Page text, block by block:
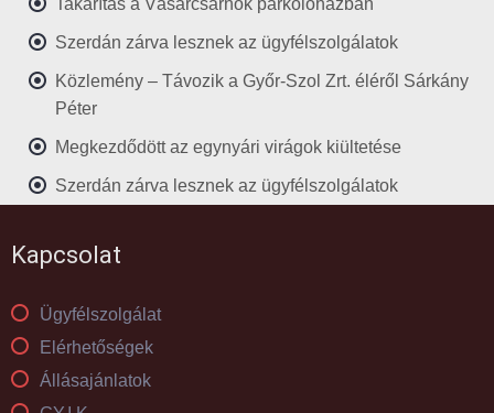
Szerdán zárva lesznek az ügyfélszolgálatok
Közlemény – Távozik a Győr-Szol Zrt. éléről Sárkány
Péter
Megkezdődött az egynyári virágok kiültetése
Szerdán zárva lesznek az ügyfélszolgálatok
Kapcsolat
Ügyfélszolgálat
Elérhetőségek
Állásajánlatok